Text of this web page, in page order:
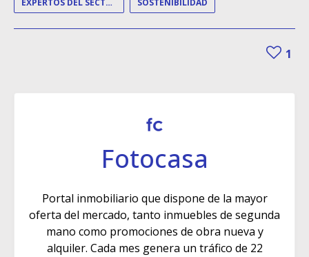
EXPERTOS DEL SECTOR SOSTENIBILIDAD
1
Fotocasa
Portal inmobiliario que dispone de la mayor
oferta del mercado, tanto inmuebles de segunda
mano como promociones de obra nueva y
alquiler. Cada mes genera un tráfico de 22